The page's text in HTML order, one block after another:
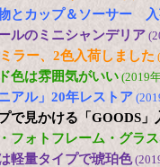
とカップ＆ソーサー
ルのミニシャンデリア
ラー、2色入荷しました
色は雰囲気がいい(2019
アル」20年レストア
で見かける「GOODS」
フォトフレーム・グラ
軽量タイプで琥珀色